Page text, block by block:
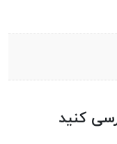
کنید